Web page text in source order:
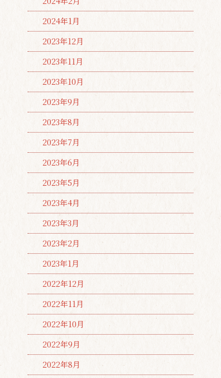
2024年1月
2023年12月
2023年11月
2023年10月
2023年9月
2023年8月
2023年7月
2023年6月
2023年5月
2023年4月
2023年3月
2023年2月
2023年1月
2022年12月
2022年11月
2022年10月
2022年9月
2022年8月